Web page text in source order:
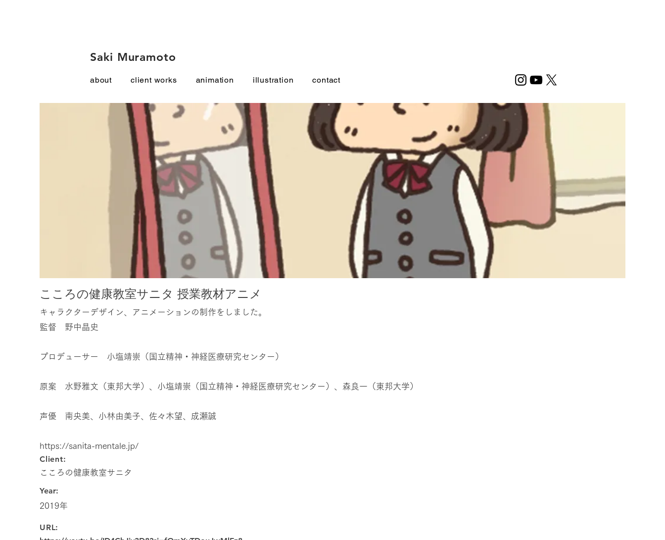
Saki Muramoto
about client works animation illustration contact
こころの健康教室サニタ 授業教材アニメ
キャラクターデザイン、アニメーションの制作をしました。
監督 野中晶史
プロデューサー 小塩靖崇（国立精神・神経医療研究センター）
原案 水野雅文（東邦大学）、小塩靖崇（国立精神・神経医療研究センター）、森良一（東邦大学）
声優 南央美、小林由美子、佐々木望、​成瀬誠
https://sanita-mentale.jp/
Client:
こころの健康教室サニタ
Year:
2019年
URL: